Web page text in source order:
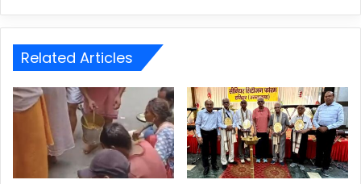
Related Articles